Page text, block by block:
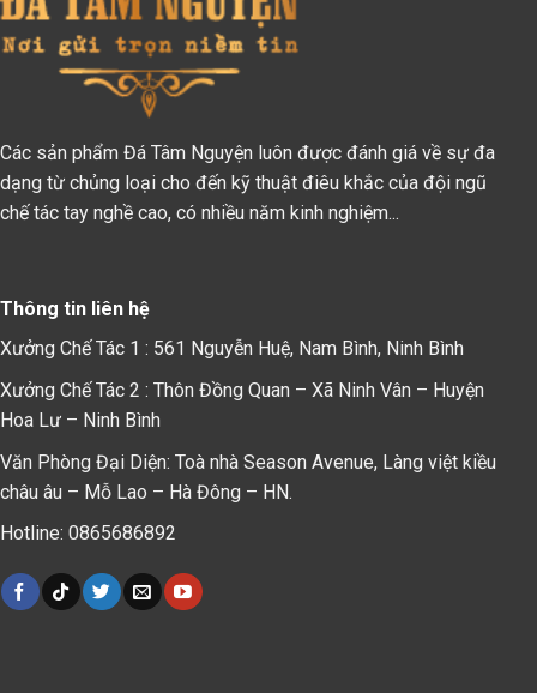
Các sản phẩm Đá Tâm Nguyện luôn được đánh giá về sự đa
dạng từ chủng loại cho đến kỹ thuật điêu khắc của đội ngũ
chế tác tay nghề cao, có nhiều năm kinh nghiệm...
Thông tin liên hệ
Xưởng Chế Tác 1 : 561 Nguyễn Huệ, Nam Bình, Ninh Bình
Xưởng Chế Tác 2 : Thôn Đồng Quan – Xã Ninh Vân – Huyện
Hoa Lư – Ninh Bình
Văn Phòng Đại Diện: Toà nhà Season Avenue, Làng việt kiều
châu âu – Mỗ Lao – Hà Đông – HN.
Hotline: 0865686892